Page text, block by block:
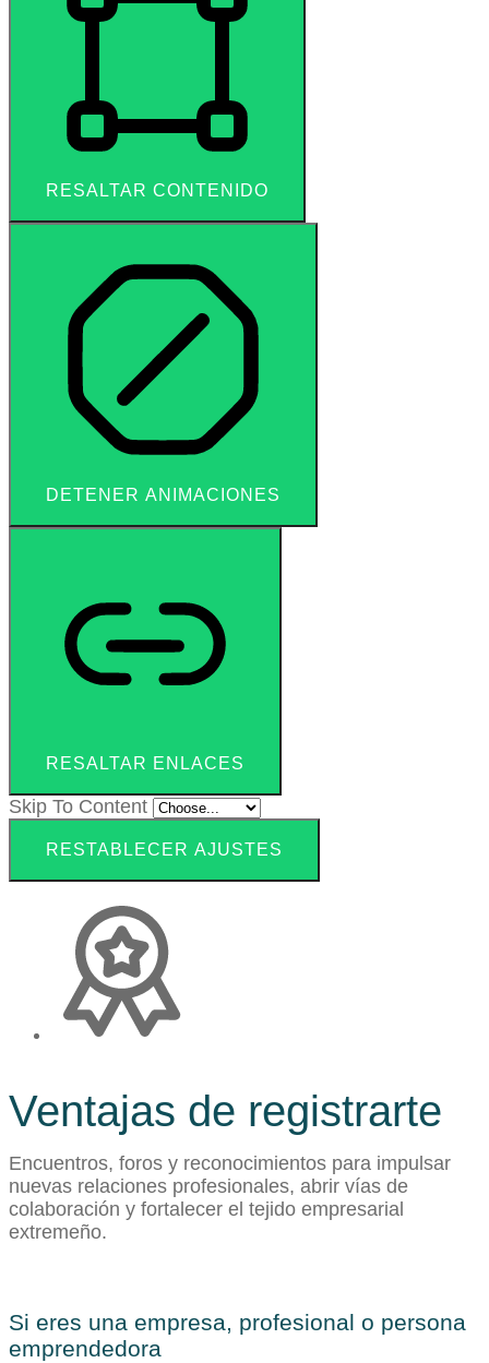
RESALTAR CONTENIDO
DETENER ANIMACIONES
RESALTAR ENLACES
Skip To Content
RESTABLECER AJUSTES
Ventajas de registrarte
Encuentros, foros y reconocimientos para impulsar
nuevas relaciones profesionales, abrir vías de
colaboración y fortalecer el tejido empresarial
extremeño.
Si eres una empresa, profesional o persona
emprendedora